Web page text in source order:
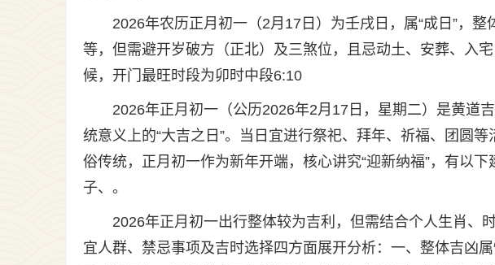
2026年农历正月初一（2月17日）为壬戌日，属“成日”，
等，但需避开岁破方（正北）及三煞位，且忌动土、安葬、入
候，开门最旺时段为卯时中段6:10
2026年正月初一（公历2026年2月17日，星期二）是黄道
统意义上的“大吉之日”。当日宜进行祭祀、拜年、祈福、团圆
俗传统，正月初一作为新年开端，核心讲究“迎新纳福”，有以
子、。
2026年正月初一出行整体较为吉利，但需结合个人生肖、
宜人群、禁忌事项及吉时选择四方面展开分析：一、整体吉凶